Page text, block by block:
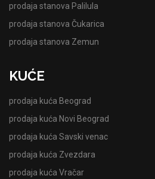
prodaja stanova Palilula
prodaja stanova Čukarica
prodaja stanova Zemun
KUĆE
prodaja kuća Beograd
prodaja kuća Novi Beograd
prodaja kuća Savski venac
prodaja kuća Zvezdara
prodaja kuća Vračar